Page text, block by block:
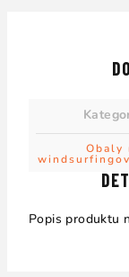
Popis produktu
Obaly